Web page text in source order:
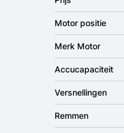
Motor positie
Merk Motor
Accucapaciteit
Versnellingen
Remmen